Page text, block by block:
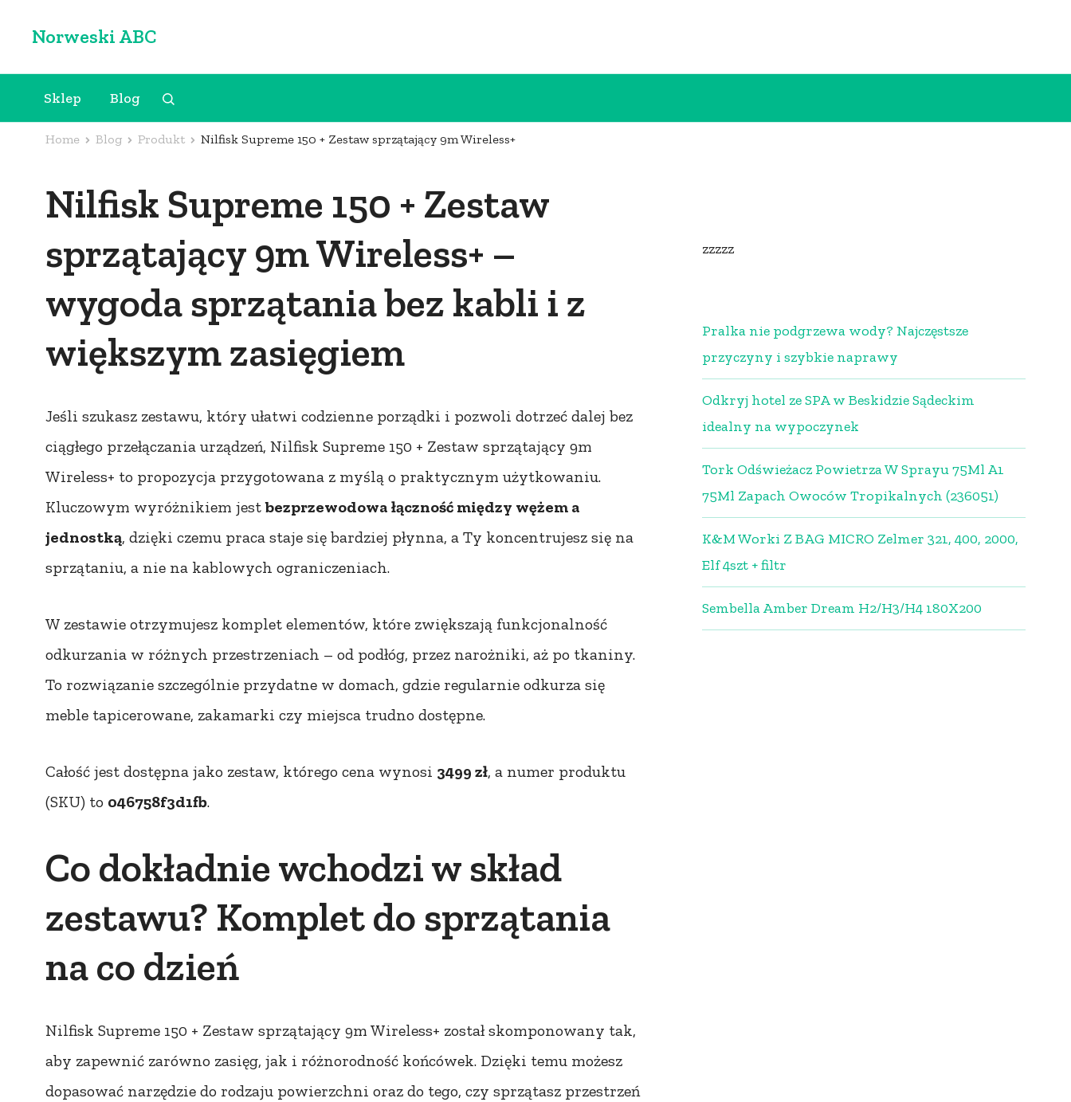
Norweski ABC
Sklep Blog
Home Blog Produkt Nilfisk Supreme 150 + Zestaw sprzątający 9m Wireless+
Nilfisk Supreme 150 + Zestaw
sprzątający 9m Wireless+ –
wygoda sprzątania bez kabli i z
większym zasięgiem
Jeśli szukasz zestawu, który ułatwi codzienne porządki i pozwoli dotrzeć dalej bez
ciągłego przełączania urządzeń, Nilfisk Supreme 150 + Zestaw sprzątający 9m
Wireless+ to propozycja przygotowana z myślą o praktycznym użytkowaniu.
Kluczowym wyróżnikiem jestbezprzewodowa łączność między wężem a
jednostką, dzięki czemu praca staje się bardziej płynna, a Ty koncentrujesz się na
sprzątaniu, a nie na kablowych ograniczeniach.
W zestawie otrzymujesz komplet elementów, które zwiększają funkcjonalność
odkurzania w różnych przestrzeniach – od podłóg, przez narożniki, aż po tkaniny.
To rozwiązanie szczególnie przydatne w domach, gdzie regularnie odkurza się
meble tapicerowane, zakamarki czy miejsca trudno dostępne.
Całość jest dostępna jako zestaw, którego cena wynosi 3499 zł, a numer produktu
(SKU) to 046758f3d1fb.
Co dokładnie wchodzi w skład
zestawu? Komplet do sprzątania
na co dzień
Nilfisk Supreme 150 + Zestaw sprzątający 9m Wireless+ został skomponowany tak,
aby zapewnić zarówno zasięg, jak i różnorodność końcówek. Dzięki temu możesz
dopasować narzędzie do rodzaju powierzchni oraz do tego, czy sprzątasz przestrzeń
zzzzz
Pralka nie podgrzewa wody? Najczęstsze
przyczyny i szybkie naprawy
Odkryj hotel ze SPA w Beskidzie Sądeckim
idealny na wypoczynek
Tork Odświeżacz Powietrza W Sprayu 75Ml A1
75Ml Zapach Owoców Tropikalnych (236051)
K&M Worki Z BAG MICRO Zelmer 321, 400, 2000,
Elf 4szt + filtr
Sembella Amber Dream H2/H3/H4 180X200